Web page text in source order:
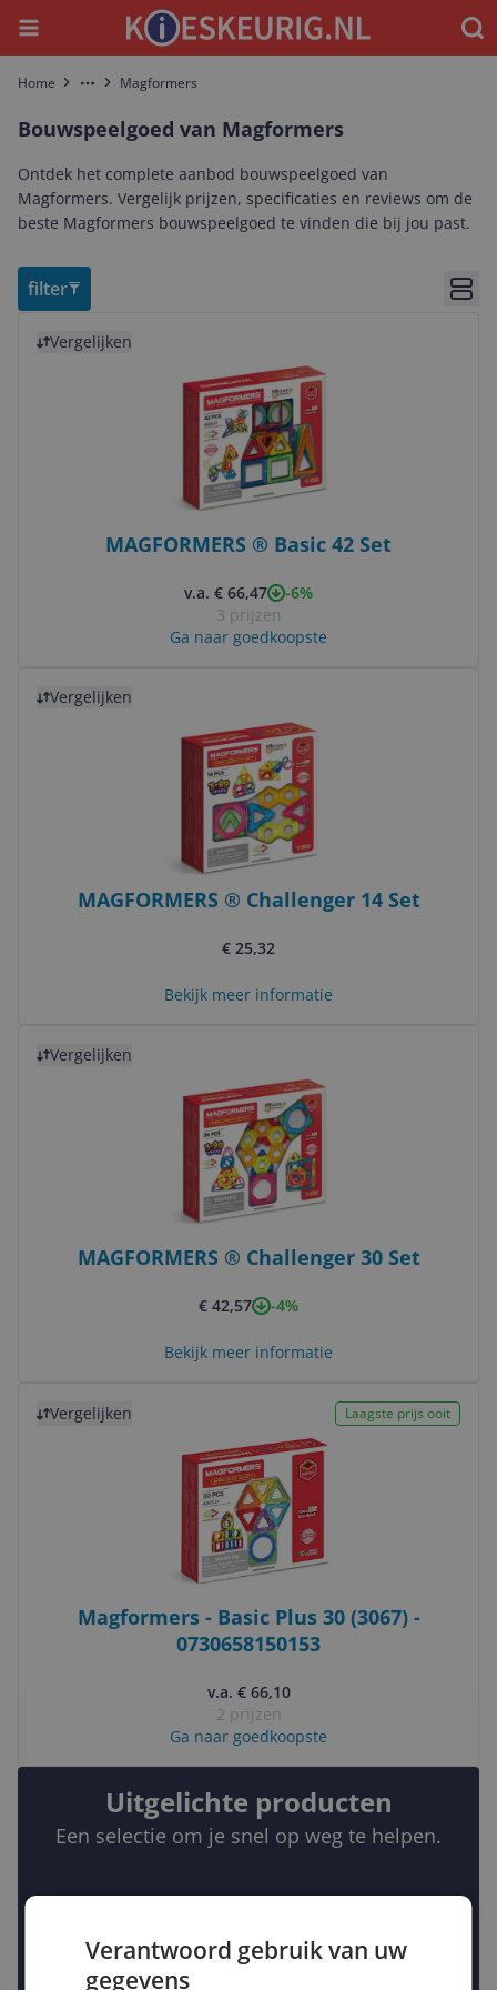
Menu
Home More Magformers
Bouwspeelgoed van Magformers
Ontdek het complete aanbod bouwspeelgoed van
Magformers. Vergelijk prijzen, specificaties en reviews om de
beste Magformers bouwspeelgoed te vinden die bij jou past.
filter
Vergelijken
MAGFORMERS ® Basic 42 Set
v.a. € 66,47
-6%
3 prijzen
Ga naar goedkoopste
Vergelijken
MAGFORMERS ® Challenger 14 Set
€ 25,32
Bekijk meer informatie
Vergelijken
MAGFORMERS ® Challenger 30 Set
€ 42,57 -4%
Bekijk meer informatie
Vergelijken Laagste prijs ooit
Magformers - Basic Plus 30 (3067) -
0730658150153
v.a. € 66,10
2 prijzen
Ga naar goedkoopste
Uitgelichte producten
Een selectie om je snel op weg te helpen.
Verantwoord gebruik van uw
gegevens